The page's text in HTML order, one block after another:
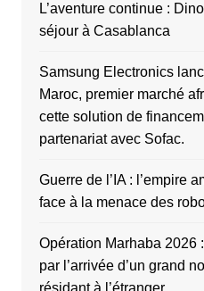
L’aventure continue :
séjour à Casablanca
Samsung Electronics
Maroc, premier marché
cette solution de
partenariat avec Sofac.
Guerre de l’IA : l’empire
face à la menace des
Opération Marhaba 2026
par l’arrivée d’un grand